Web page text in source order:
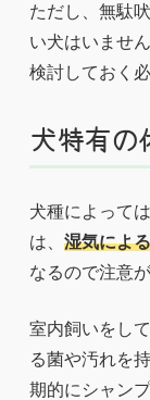
ただし、無駄
い犬はいませ
検討しておく
犬特有の
犬種によって
は、 湿気によ
なるので注意
室内飼いをし
る菌や汚れを
期的にシャン